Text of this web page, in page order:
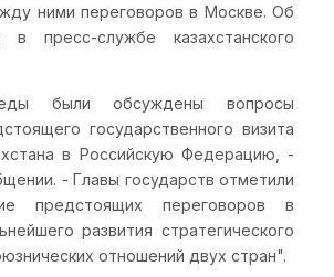
ними переговоров в Москве. Об
пресс-службе казахстанского
были обсуждены вопросы
государственного визита
в Российскую Федерацию, -
- Главы государств отметили
предстоящих переговоров в
развития стратегического
отношений двух стран".